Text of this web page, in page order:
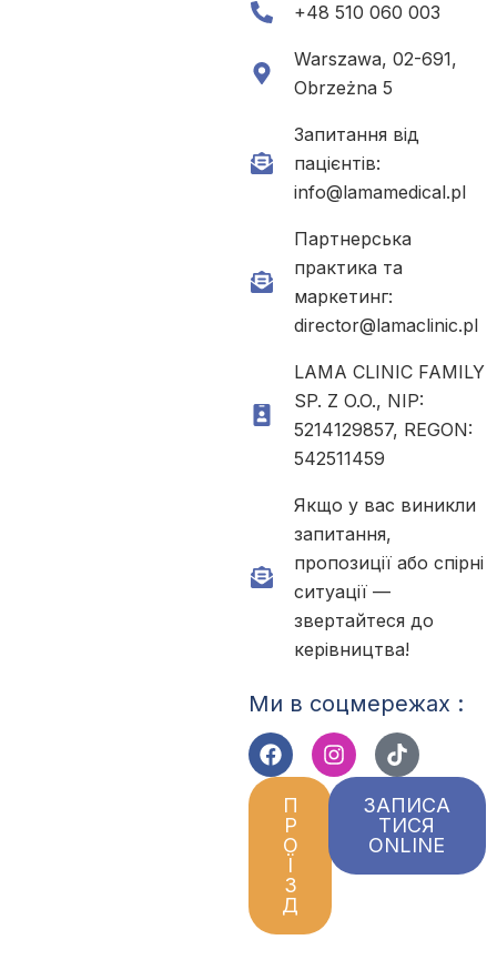
+48 510 060 003
Warszawa, 02-691,
Obrzeżna 5
Запитання від
пацієнтів:
info@lamamedical.pl
Партнерська
практика та
маркетинг:
director@lamaclinic.pl
LAMA CLINIC FAMILY
SP. Z O.O., NIP:
5214129857, REGON:
542511459
Якщо у вас виникли
запитання,
пропозиції або спірні
ситуації —
звертайтеся до
керівництва!
Ми в соцмережах :
П
Р
О
Ї
З
Д
ЗАПИСА
ТИСЯ
ONLINE